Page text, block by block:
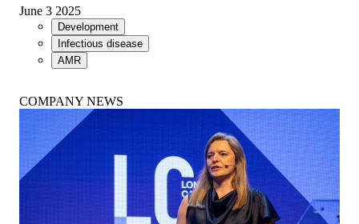
June 3 2025
Development
Infectious disease
AMR
COMPANY NEWS